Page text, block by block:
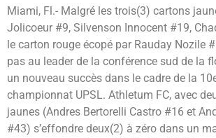
Miami, Fl.- Malgré les trois(3) cartons
Jolicoeur #9, Silvenson Innocent #19,
le carton rouge écopé par Rauday Nozile
pas au leader de la conférence sud de la
un nouveau succès dans le cadre de la
championnat UPSL. Athletum FC, avec
jaunes (Andres Bertorelli Castro #16 et
#43) s’effondre deux(2) à zéro dans un